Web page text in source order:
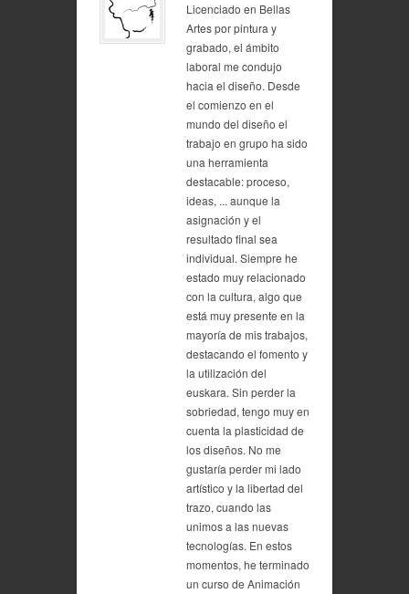
Licenciado en Bellas
Artes por pintura y
grabado, el ámbito
laboral me condujo
hacia el diseño. Desde
el comienzo en el
mundo del diseño el
trabajo en grupo ha sido
una herramienta
destacable: proceso,
ideas, ... aunque la
asignación y el
resultado final sea
individual. Siempre he
estado muy relacionado
con la cultura, algo que
está muy presente en la
mayoría de mis trabajos,
destacando el fomento y
la utilización del
euskara. Sin perder la
sobriedad, tengo muy en
cuenta la plasticidad de
los diseños. No me
gustaría perder mi lado
artístico y la libertad del
trazo, cuando las
unimos a las nuevas
tecnologías. En estos
momentos, he terminado
un curso de Animación